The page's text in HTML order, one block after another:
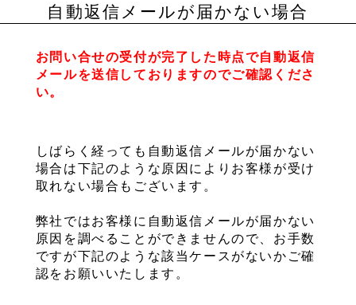
自動返信メールが届かない場合
お問い合せの受付が完了した時点で自動返信
メールを送信しておりますのでご確認くださ
い。
しばらく経っても自動返信メールが届かない
場合は下記のような原因によりお客様が受け
取れない場合もございます。
弊社ではお客様に自動返信メールが届かない
原因を調べることができませんので、お手数
ですが下記のような該当ケースがないかご確
認をお願いいたします。